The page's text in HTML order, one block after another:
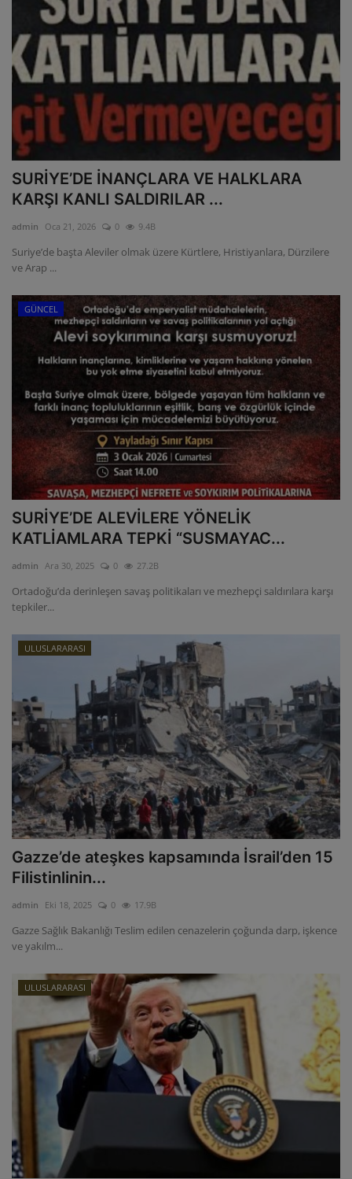
SURİYE’DE İNANÇLARA VE HALKLARA
KARŞI KANLI SALDIRILAR ...
admin Oca 21, 2026 0 9.4B
Suriye’de başta Aleviler olmak üzere Kürtlere, Hristiyanlara, Dürzilere
ve Arap ...
GÜNCEL
SURİYE’DE ALEVİLERE YÖNELİK
KATLİAMLARA TEPKİ “SUSMAYAC...
admin Ara 30, 2025 0 27.2B
Ortadoğu’da derinleşen savaş politikaları ve mezhepçi saldırılara karşı
tepkiler...
ULUSLARARASI
Gazze’de ateşkes kapsamında İsrail’den 15
Filistinlinin...
admin Eki 18, 2025 0 17.9B
Gazze Sağlık Bakanlığı Teslim edilen cenazelerin çoğunda darp, işkence
ve yakılm...
ULUSLARARASI